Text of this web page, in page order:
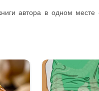
автора в одном